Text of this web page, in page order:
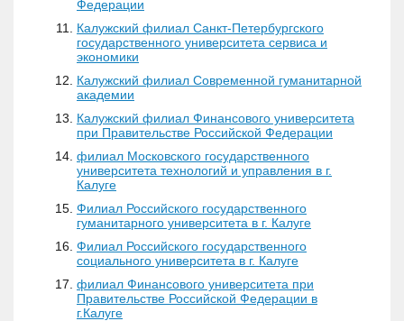
Федерации
Калужский филиал Санкт-Петербургского
государственного университета сервиса и
экономики
Калужский филиал Современной гуманитарной
академии
Калужский филиал Финансового университета
при Правительстве Российской Федерации
филиал Московского государственного
университета технологий и управления в г.
Калуге
Филиал Российского государственного
гуманитарного университета в г. Калуге
Филиал Российского государственного
социального университета в г. Калуге
филиал Финансового университета при
Правительстве Российской Федерации в
г.Калуге